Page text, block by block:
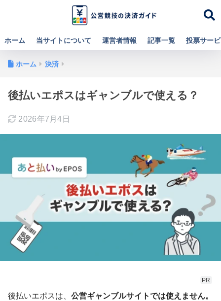
ホーム 当サイトについて 運営者情報 記事一覧 投票サー
ホーム 決済
後払いエポスはギャンブルで使える？
2026年7月4日
PR
後払いエポスは、 公営ギャンブルサイトでは使えません。